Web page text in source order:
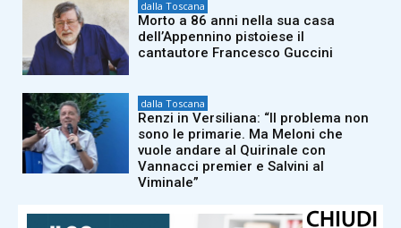
dalla Toscana
Morto a 86 anni nella sua casa
dell’Appennino pistoiese il
cantautore Francesco Guccini
dalla Toscana
Renzi in Versiliana: “Il problema non
sono le primarie. Ma Meloni che
vuole andare al Quirinale con
Vannacci premier e Salvini al
Viminale”